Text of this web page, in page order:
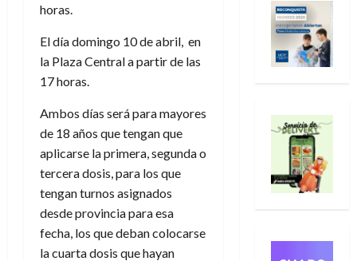
horas.
El día domingo 10 de abril, en
la Plaza Central a partir de las
17 horas.
Ambos días será para mayores
de 18 años que tengan que
aplicarse la primera, segunda o
tercera dosis, para los que
tengan turnos asignados
desde provincia para esa
fecha, los que deban colocarse
la cuarta dosis que hayan